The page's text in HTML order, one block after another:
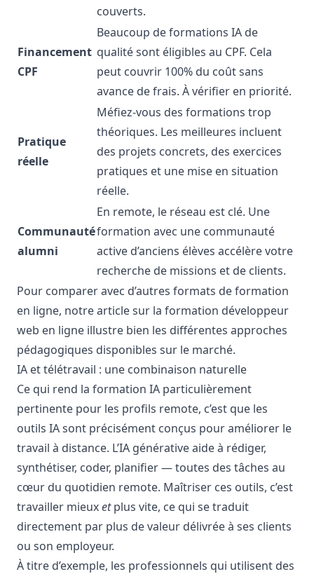
couverts.
Financement
CPF
Beaucoup de formations IA de
qualité sont éligibles au CPF. Cela
peut couvrir 100% du coût sans
avance de frais. À vérifier en priorité.
Pratique
réelle
Méfiez-vous des formations trop
théoriques. Les meilleures incluent
des projets concrets, des exercices
pratiques et une mise en situation
réelle.
Communauté
alumni
En remote, le réseau est clé. Une
formation avec une communauté
active d’anciens élèves accélère votre
recherche de missions et de clients.
Pour comparer avec d’autres formats de formation
en ligne, notre article sur la formation développeur
web en ligne illustre bien les différentes approches
pédagogiques disponibles sur le marché.
IA et télétravail : une combinaison naturelle
Ce qui rend la formation IA particulièrement
pertinente pour les profils remote, c’est que les
outils IA sont précisément conçus pour améliorer le
travail à distance. L’IA générative aide à rédiger,
synthétiser, coder, planifier — toutes des tâches au
cœur du quotidien remote. Maîtriser ces outils, c’est
travailler mieuxetplus vite, ce qui se traduit
directement par plus de valeur délivrée à ses clients
ou son employeur.
À titre d’exemple, les professionnels qui utilisent des